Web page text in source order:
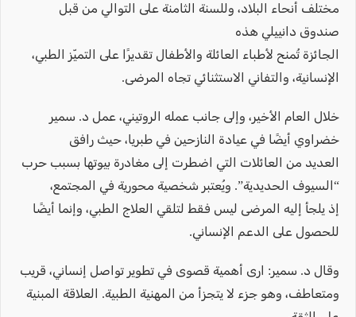
مختلف أنحاء البلاد، وللسنة الثامنة على التوالي من قبل
صندوق دانييلي هذه
الجائزة تُمنح لأطباء العائلة والأطفال تقديرًا على التميّز الطبي،
الإنسانية، والتفاني الاستثنائي تجاه المرضى.
خلال العام الأخير، وإلى جانب عمله الروتيني، عمل د. سمير
خضراوي أيضًا في عيادة النازحين في طبريا، حيث رافق
العديد من العائلات التي اضطرت إلى مغادرة بيوتها بسبب حرب
“السيوف الحديدية”. ويُعتبر شخصية محورية في المجتمع،
إذ يلجأ إليه المرضى ليس فقط لتلقي العلاج الطبي، وإنما أيضًا
للحصول على الدعم الإنساني.
وقال د. سمير: ارى أهمية قصوى في تطوير تواصل إنساني، قريب
ومتعاطف، وهو جزء لا يتجزأ من المهنية الطبية. العلاقة المبنية